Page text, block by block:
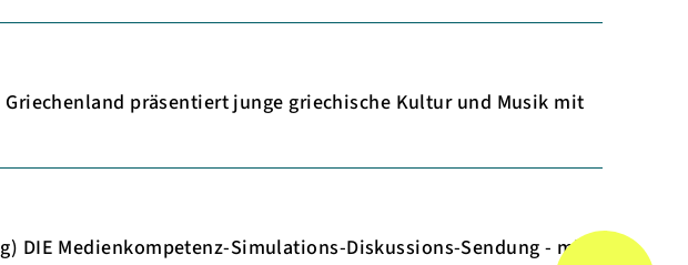
präsentiert junge griechische Kultur und Musik mit
DIE Medienkompetenz-Simulations-Diskussions-Sendung - mit